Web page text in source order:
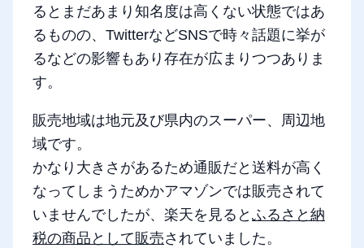
るとまだあまり知名度は高くない状態ではあ
るものの、TwitterなどSNSで時々話題に挙が
るなどの影響もあり存在が広まりつつありま
す。
販売地域は地元及び県内のスーパー、周辺地
域です。
かなり大きさがあるため通販だと送料が高く
なってしまうためかアマゾンでは販売されて
いませんでしたが、楽天を見ると ふるさと納
税の商品として販売されていました。